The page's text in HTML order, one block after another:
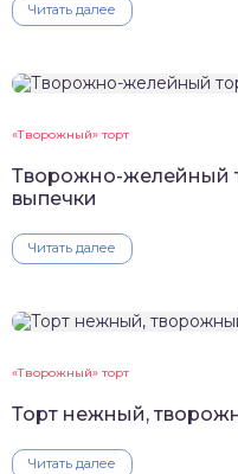
Читать далее
«Творожный» торт
Творожно-желейный
выпечки
Читать далее
«Творожный» торт
Торт нежный,
Читать далее